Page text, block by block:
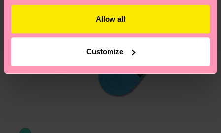
Allow all
Customize